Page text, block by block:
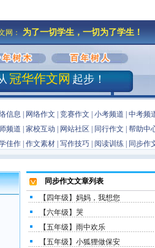
网： 为了一切学生，一切为了学生！
冠华作文网 起步！
信息 网络作文 竞赛作文 小考频道
中考频
频道 家校互动 网站社区 同行作文
帮助中
佳作| 作文素材| 写作技巧| 阅读训练| 同步作
同步作文文章列表
【四年级】妈妈，我想您
【六年级】哭
【五年级】雨中欢乐
【五年级】小狐狸做保安